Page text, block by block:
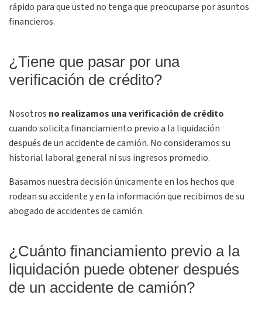
rápido para que usted no tenga que preocuparse por asuntos
financieros.
¿Tiene que pasar por una
verificación de crédito?
Nosotros no realizamos una verificación de crédito
cuando solicita financiamiento previo a la liquidación
después de un accidente de camión. No consideramos su
historial laboral general ni sus ingresos promedio.
Basamos nuestra decisión únicamente en los hechos que
rodean su accidente y en la información que recibimos de su
abogado de accidentes de camión.
¿Cuánto financiamiento previo a la
liquidación puede obtener después
de un accidente de camión?